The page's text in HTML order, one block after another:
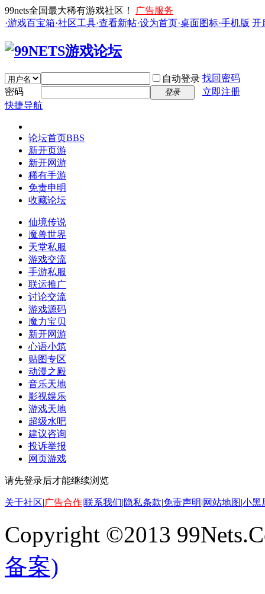
99nets全国最大稀有游戏社区！
广告服务
·游戏百宝箱·社区工具·查看新帖·设为首页·桌面图标·手机版 开
自动登录 找回密码
密码
登录
立即注册
快捷导航
论坛首页BBS
新开页游
新开网游
稀有手游
免责申明
收藏论坛
仙境传说
魔兽世界
天堂私服
游戏交流
手游私服
联运推广
讨论交流
游戏源码
魔力宝贝
新开网游
心语小筑
贴图专区
动漫之殿
音乐天地
影视娱乐
游戏天地
超级水吧
建议咨询
投诉举报
网页游戏
请先登录后才能继续浏览
关于社区|广告合作|联系我们|隐私条款|免责声明|网站地图|小黑
Copyright ©2013
备案)